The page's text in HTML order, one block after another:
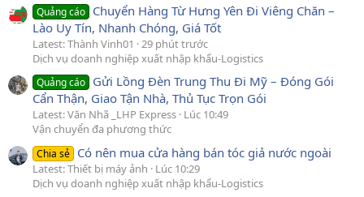
Quảng cáo Chuyển Hàng Từ Hưng Yên Đi Viêng Chăn –
Lào Uy Tín, Nhanh Chóng, Giá Tốt
Latest: Thành Vinh01
29 phút trước
Dịch vụ doanh nghiệp xuất nhập khẩu-Logistics
Quảng cáo Gửi Lồng Đèn Trung Thu Đi Mỹ – Đóng Gói
Cẩn Thận, Giao Tận Nhà, Thủ Tục Trọn Gói
Latest: Văn Nhã _LHP Express Lúc 10:49
Vận chuyển đa phương thức
Chia sẻ Có nên mua cửa hàng bán tóc giả nước ngoài
Latest: Thiết bị máy ảnh
Lúc 10:29
Dịch vụ doanh nghiệp xuất nhập khẩu-Logistics